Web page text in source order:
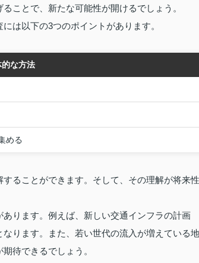
ことで、新たな可能性が開けるでしょう。
は以下の3つのポイントがあります。
な方法
める
ることができます。そして、その理解が将来性
ります。例えば、新しい交通インフラの計画
ります。また、若い世代の流入が増えている地
待できるでしょう。